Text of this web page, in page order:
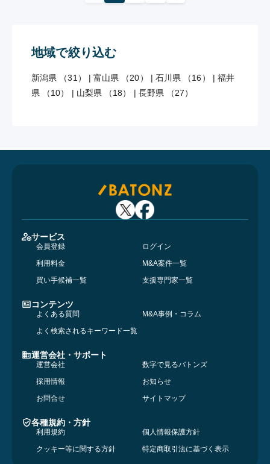
地域で絞り込む
新潟県 （31） | 富山県 （20） | 石川県 （16） | 福井
県 （10）
| 山梨県 （18） | 長野県 （27）
サービス
会員登録
ログイン
利用料金
M&A案件一覧
買い手候補一覧
支援専門家一覧
コンテンツ
よくある質問
M&A事例・コラム
よく検索されるキーワード一覧
運営会社・サポート
運営会社
数字で見るバトンズ
採用情報
お知らせ
お問合せ
サイトマップ
各種規約・方針
利用規約
個人情報保護方針
クッキー等に関する方針
特定商取引法に基づく表示